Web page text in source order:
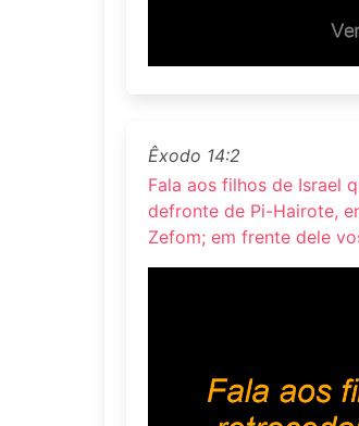
Êxodo 14:2
Fala aos filhos de Israel
defronte de Pi-Hairote,
Zefom; em frente dele